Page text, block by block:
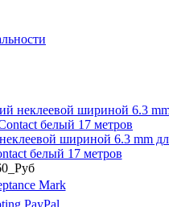
шириной 6.3 mm
белый 17 метров